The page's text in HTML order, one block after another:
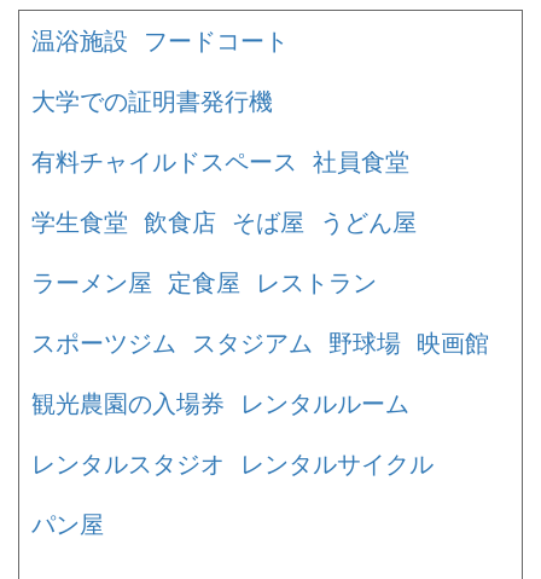
温浴施設 フードコート
大学での証明書発行機
有料チャイルドスペース 社員食堂
学生食堂 飲食店 そば屋 うどん屋
ラーメン屋 定食屋 レストラン
スポーツジム スタジアム 野球場 映画館
観光農園の入場券 レンタルルーム
レンタルスタジオ レンタルサイクル
パン屋